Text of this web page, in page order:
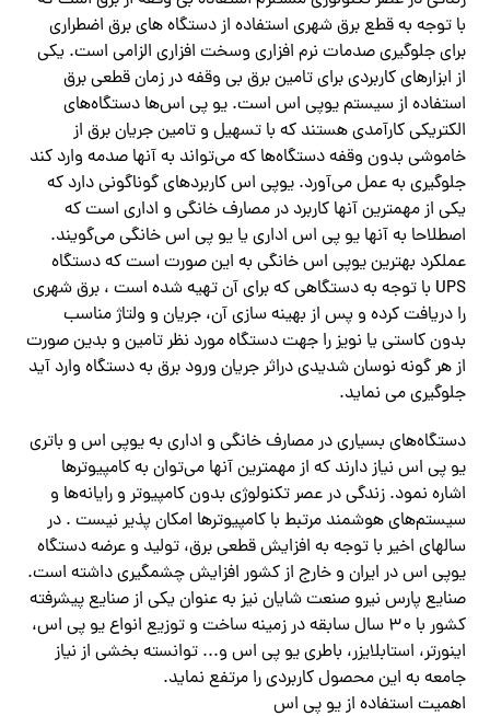
با توجه به قطع ‌‌برق شهری استفاده از دستگاه های برق اضطراری
برای جلوگیری صدمات نرم افزاری وسخت افزاری الزامی است. یکی
از ابزارهای کاربردی برای تامین برق بی وقفه در زمان قطعی برق
استفاده از سیستم یوپی اس است. یو پی اس‌‌ها دستگاه‌‌های
الکتریکی کارآمدی هستند که با تسهیل و تامین جریان برق از
خاموشی بدون وقفه دستگاه‌‌ها که‌ می‌تواند به آنها صدمه وارد کند
جلوگیری به عمل‌ می‌آورد. یوپی اس کاربردهای گوناگونی دارد که
یکی از مهمترین آنها کاربرد در مصارف خانگی و اداری است که
اصطلاحا به آنها یو پی اس اداری یا یو پی اس خانگی‌ می‌گویند.
عملکرد بهترین یوپی اس خانگی به این صورت است که دستگاه
UPS با توجه به دستگاهی که برای آن تهیه شده است ، برق شهری
را دریافت کرده و پس از بهینه سازی آن، جریان و ولتاژ مناسب
بدون کاستی یا نویز را جهت دستگاه مورد نظر تامین و بدین صورت
از هر گونه نوسان شدیدی دراثر جریان ورود برق به دستگاه وارد آید
جلوگیری می نماید.
دستگاه‌‌های بسیاری در مصارف خانگی و اداری به یوپی اس و باتری
یو پی اس نیاز دارند که از مهمترین آنها‌ می‌توان به کامپیوترها
اشاره نمود. زندگی در عصر تکنولوژی بدون کامپیوتر و رایانه‌‌ها و
سیستم‌‌های هوشمند مرتبط با کامپیوترها امکان پذیر نیست . در
سالهای اخیر با توجه به افزایش قطعی برق، تولید و عرضه دستگاه
یوپی اس در ایران و خارج از کشور افزایش چشمگیری داشته است.
صنایع پارس نیرو صنعت شایان نیز به عنوان یکی از صنایع پیشرفته
کشور با ۳۰ سال سابقه در زمینه ساخت و توزیع انواع یو پی اس،
اینورتر، استابلایزر، باطری یو پی اس و‌.‌‌.. توانسته بخشی از نیاز
جامعه به این محصول کاربردی را مرتفع نماید.
اهمیت استفاده از یو پی اس